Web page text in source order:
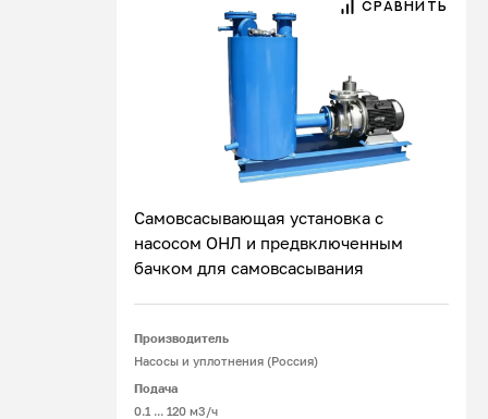
СРАВНИТЬ
Самовсасывающая установка с
насосом ОНЛ и предвключенным
бачком для самовсасывания
Производитель
Насосы и уплотнения (Россия)
Подача
0.1 ... 120 м3/ч